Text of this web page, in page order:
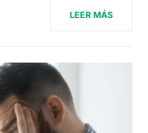
LEER MÁS